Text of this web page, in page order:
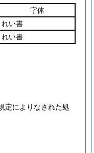
字体
れい書
れい書
定によりなされた処